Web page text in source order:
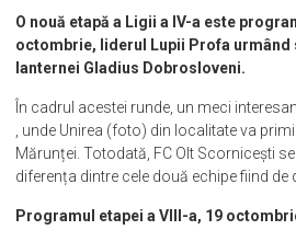
O nouă etapă a Ligii a IV-a este
octombrie, liderul Lupii Profa urmând
lanternei Gladius Dobrosloveni.
În cadrul acestei runde, un meci
, unde Unirea (foto) din localitate va
Mărunței. Totodată, FC Olt Scornicești
diferența dintre cele două echipe fiind de
Programul etapei a VIII-a, 19